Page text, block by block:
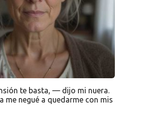
te basta, — dijo mi nuera.
me negué a quedarme con mis